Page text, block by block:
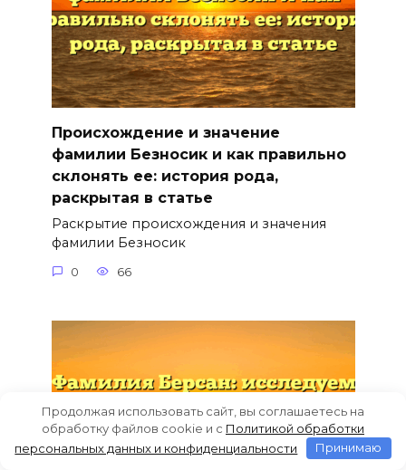
Происхождение и значение
фамилии Безносик и как правильно
склонять ее: история рода,
раскрытая в статье
Раскрытие происхождения и значения
фамилии Безносик
0 66
Продолжая использовать сайт, вы соглашаетесь на
обработку файлов cookie и c Политикой обработки
персональных данных и конфиденциальности
Принимаю